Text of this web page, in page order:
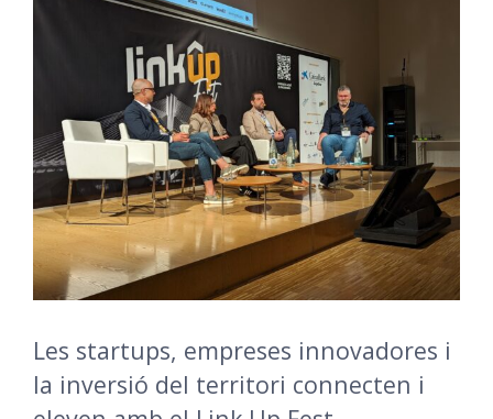
Les startups, empreses innovadores i
la inversió del territori connecten i